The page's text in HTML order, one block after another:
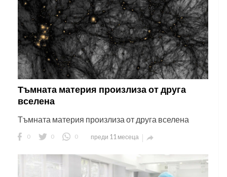
Тъмната материя произлиза от друга
вселена
Тъмната материя произлиза от друга вселена
0 0 0 преди 11 месеца 